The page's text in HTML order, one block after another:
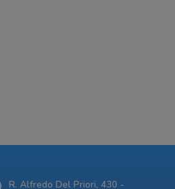
R. Alfredo Del Priori, 430 -